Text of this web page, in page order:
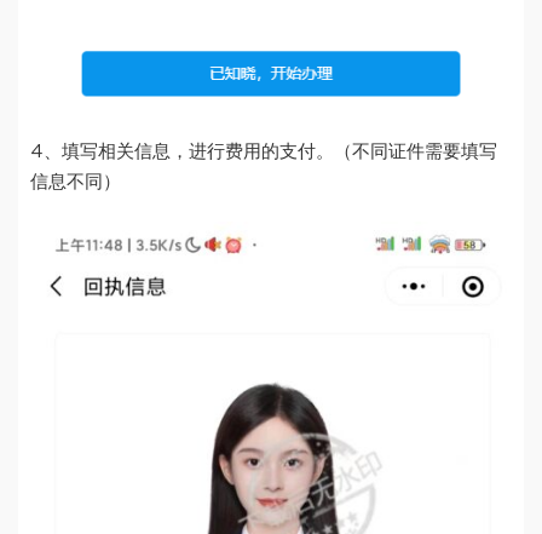
4、填写相关信息，进行费用的支付。（不同证件需要填写
信息不同）